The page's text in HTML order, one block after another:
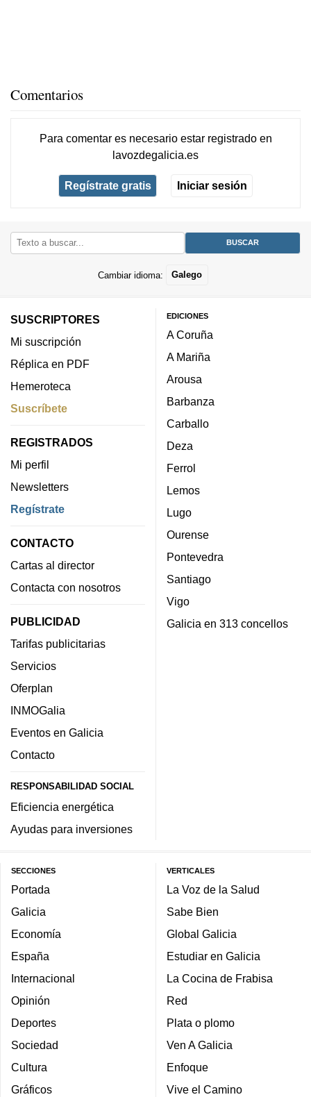
Comentarios
Para comentar es necesario estar registradoen
lavozdegalicia.es
Regístrate gratis Iniciar sesión
Cambiar idioma: Galego
SUSCRIPTORES
Mi suscripción
Réplica en PDF
Hemeroteca
Suscríbete
REGISTRADOS
Mi perfil
Newsletters
Regístrate
CONTACTO
Cartas al director
Contacta con nosotros
PUBLICIDAD
Tarifas publicitarias
Servicios
Oferplan
INMOGalia
Eventos en Galicia
Contacto
RESPONSABILIDAD SOCIAL
Eficiencia energética
Ayudas para inversiones
EDICIONES
A Coruña
A Mariña
Arousa
Barbanza
Carballo
Deza
Ferrol
Lemos
Lugo
Ourense
Pontevedra
Santiago
Vigo
Galicia en 313 concellos
SECCIONES
Portada
Galicia
Economía
España
Internacional
Opinión
Deportes
Sociedad
Cultura
Gráficos
VERTICALES
La Voz de la Salud
Sabe Bien
Global Galicia
Estudiar en Galicia
La Cocina de Frabisa
Red
Plata o plomo
Ven A Galicia
Enfoque
Vive el Camino